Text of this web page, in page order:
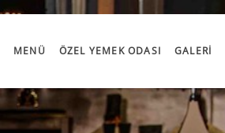
MENÜ ÖZEL YEMEK ODASI GALERI